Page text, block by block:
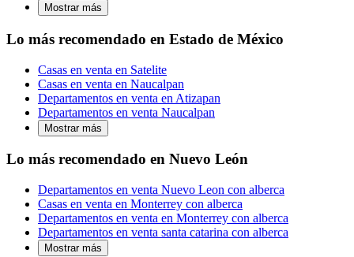
Mostrar más
Lo más recomendado en Estado de México
Casas en venta en Satelite
Casas en venta en Naucalpan
Departamentos en venta en Atizapan
Departamentos en venta Naucalpan
Mostrar más
Lo más recomendado en Nuevo León
Departamentos en venta Nuevo Leon con alberca
Casas en venta en Monterrey con alberca
Departamentos en venta en Monterrey con alberca
Departamentos en venta santa catarina con alberca
Mostrar más